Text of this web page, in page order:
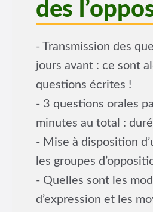
des
- Transmission des
jours avant : ce sont
questions écrites !
- 3 questions orales
minutes au total :
- Mise à disposition
les groupes
- Quelles sont les
d’expression et les